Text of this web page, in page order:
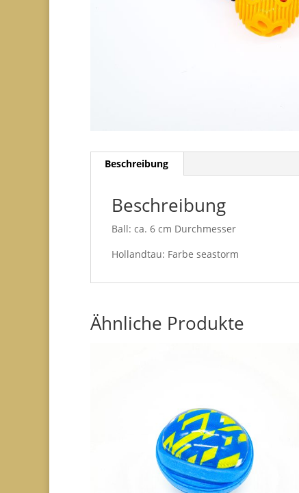
Beschreibung
Beschreibung
Ball: ca. 6 cm Durchmesser
Hollandtau: Farbe seastorm
Ähnliche Produkte